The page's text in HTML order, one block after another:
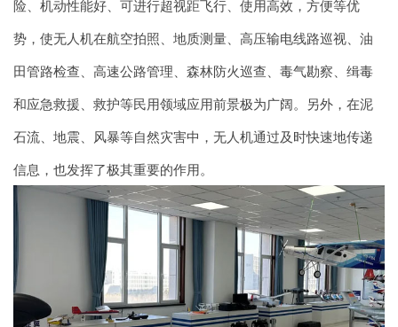
险、机动性能好、可进行超视距飞行、使用高效，方便等优
势，使无人机在航空拍照、地质测量、高压输电线路巡视、油
田管路检查、高速公路管理、森林防火巡查、毒气勘察、缉毒
和应急救援、救护等民用领域应用前景极为广阔。另外，在泥
石流、地震、风暴等自然灾害中，无人机通过及时快速地传递
信息，也发挥了极其重要的作用。